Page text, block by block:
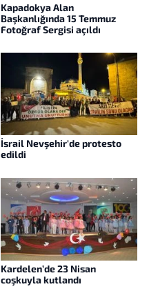
Kapadokya Alan
Başkanlığında 15 Temmuz
Fotoğraf Sergisi açıldı
İsrail Nevşehir'de protesto
edildi
Kardelen’de 23 Nisan
coşkuyla kutlandı